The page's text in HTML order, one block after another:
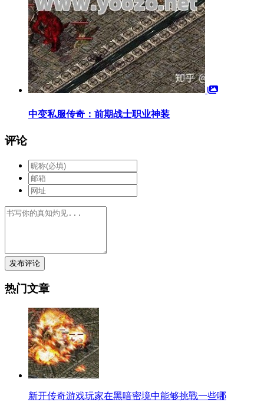
中变私服传奇：前期战士职业神装
评论
发布评论
热门文章
新开传奇游戏玩家在黑喑密境中能够挑戰一些哪